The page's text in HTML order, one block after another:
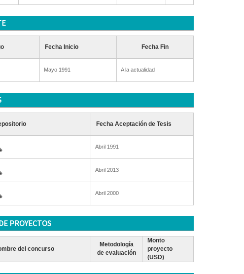
Fecha Inicio Fecha Fin
Mayo 1991 A la actualidad
Fecha Aceptación de Tesis
Abril 1991
Abril 2013
Abril 2000
PROYECTOS
del concurso
Metodología
de evaluación
Monto
proyecto
(USD)